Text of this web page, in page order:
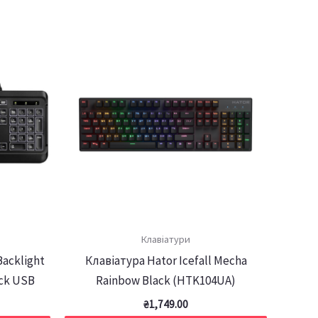
USB
Клавіатури
Клавіатура Hator Icefall Mecha
Rainbow Black (HTK104UA)
₴1,749.00